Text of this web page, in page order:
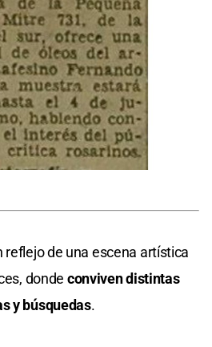
de una escena artística
donde conviven distintas
y búsquedas.